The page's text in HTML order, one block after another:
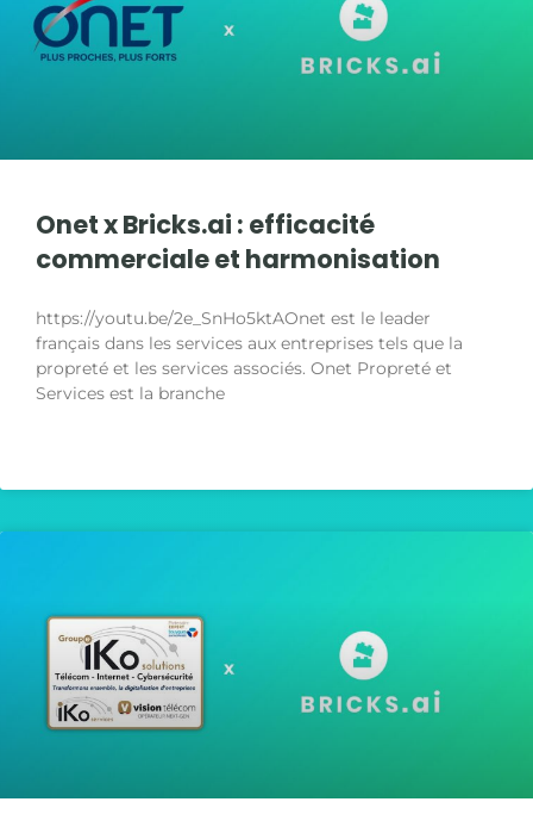
Onet x Bricks.ai : efficacité
commerciale et harmonisation
https://youtu.be/2e_SnHo5ktAOnet est le leader
français dans les services aux entreprises tels que la
propreté et les services associés. Onet Propreté et
Services est la branche